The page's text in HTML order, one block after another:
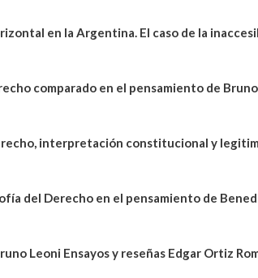
en la Argentina. El caso de la
comparado en el pensamiento de
interpretación constitucional y
del Derecho en el pensamiento de
Leoni Ensayos y reseñas Edgar Ortiz